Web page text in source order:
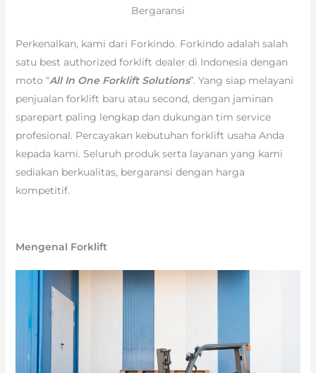
Bergaransi
Perkenalkan, kami dari Forkindo. Forkindo adalah salah
satu best authorized forklift dealer di Indonesia dengan
moto “All In One Forklift Solutions”. Yang siap melayani
penjualan forklift baru atau second, dengan jaminan
sparepart paling lengkap dan dukungan tim service
profesional. Percayakan kebutuhan forklift usaha Anda
kepada kami. Seluruh produk serta layanan yang kami
sediakan berkualitas, bergaransi dengan harga
kompetitif.
Mengenal Forklift